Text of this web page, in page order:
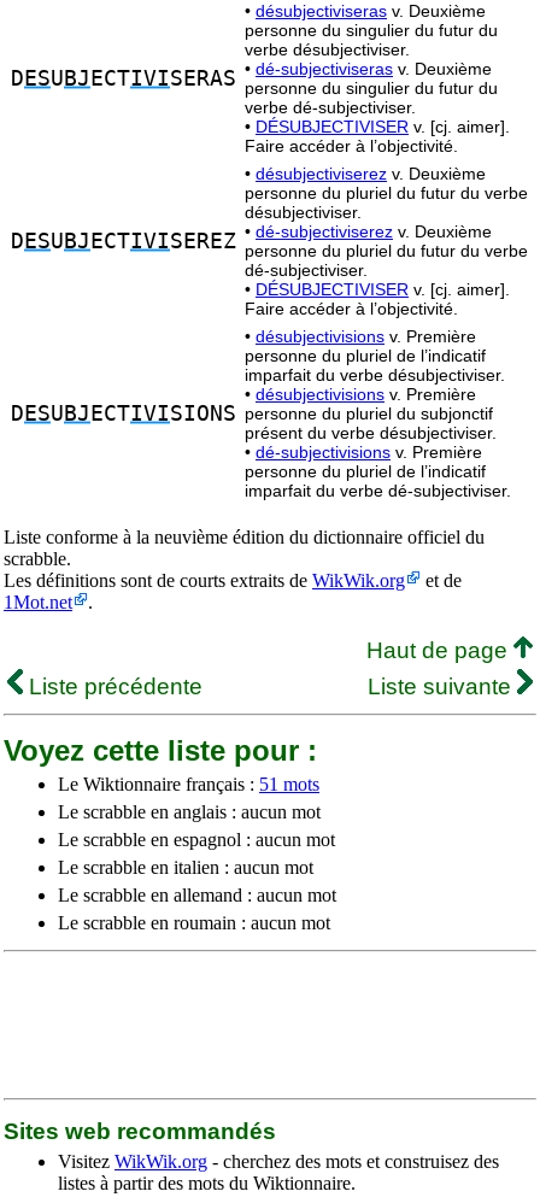
D ESU BJ ECTIVISERAS
• désubjectiviseras v. Deuxième
personne du singulier du futur du
verbe désubjectiviser.
• dé-subjectiviseras v. Deuxième
personne du singulier du futur du
verbe dé-subjectiviser.
• DÉSUBJECTIVISER v. [cj. aimer].
Faire accéder à l’objectivité.
D ESU BJ ECTIVISEREZ
• désubjectiviserez v. Deuxième
personne du pluriel du futur du verbe
désubjectiviser.
• dé-subjectiviserez v. Deuxième
personne du pluriel du futur du verbe
dé-subjectiviser.
• DÉSUBJECTIVISER v. [cj. aimer].
Faire accéder à l’objectivité.
D ESU BJ ECTIVISIONS
• désubjectivisions v. Première
personne du pluriel de l’indicatif
imparfait du verbe désubjectiviser.
• désubjectivisions v. Première
personne du pluriel du subjonctif
présent du verbe désubjectiviser.
• dé-subjectivisions v. Première
personne du pluriel de l’indicatif
imparfait du verbe dé-subjectiviser.
Liste conforme à la neuvième édition du dictionnaire officiel du
scrabble.
Les définitions sont de courts extraits de WikWik.org
et de
1Mot.net
.
Haut de page
Liste précédente
Liste suivante
Voyez cette liste pour :
Le Wiktionnaire français : 51 mots
Le scrabble en anglais : aucun mot
Le scrabble en espagnol : aucun mot
Le scrabble en italien : aucun mot
Le scrabble en allemand : aucun mot
Le scrabble en roumain : aucun mot
Sites web recommandés
Visitez WikWik.org - cherchez des mots et construisez des
listes à partir des mots du Wiktionnaire.